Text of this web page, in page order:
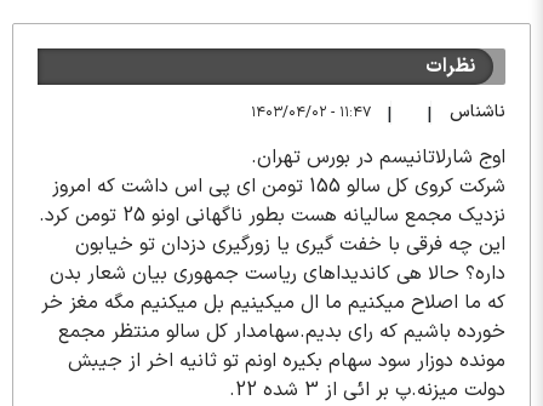
نظرات
ناشناس |
| ۱۱:۴۷ - ۱۴۰۳/۰۴/۰۲
اوج شارلاتانیسم در بورس تهران.
شرکت کروی کل سالو 155 تومن ای پی اس داشت که امروز
نزدیک مجمع سالیانه هست بطور ناگهانی اونو 25 تومن کرد.
این چه فرقی با خفت گیری یا زورگیری دزدان تو خیابون
داره؟ حالا هی کاندیداهای ریاست جمهوری بیان شعار بدن
که ما اصلاح میکنیم ما ال میکینیم بل میکنیم مگه مغز خر
خورده باشیم که رای بدیم.سهامدار کل سالو منتظر مجمع
مونده دوزار سود سهام بکیره اونم تو ثانیه اخر از جیبش
دولت میزنه.پ بر ائی از 3 شده 22.